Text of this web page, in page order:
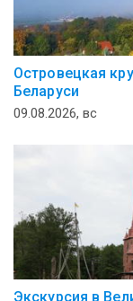
Островецкая
Беларуси
09.08.2026, вс
Экскурсия в